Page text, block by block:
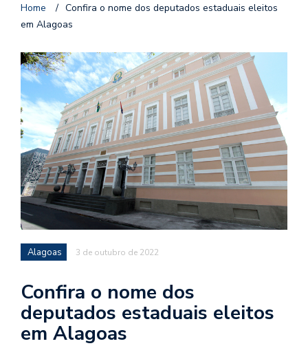
Home / Confira o nome dos deputados estaduais eleitos
em Alagoas
Alagoas 3 de outubro de 2022
Confira o nome dos
deputados estaduais eleitos
em Alagoas